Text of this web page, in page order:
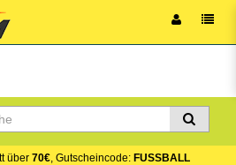
über 70€, Gutscheincode: FUSSBALL